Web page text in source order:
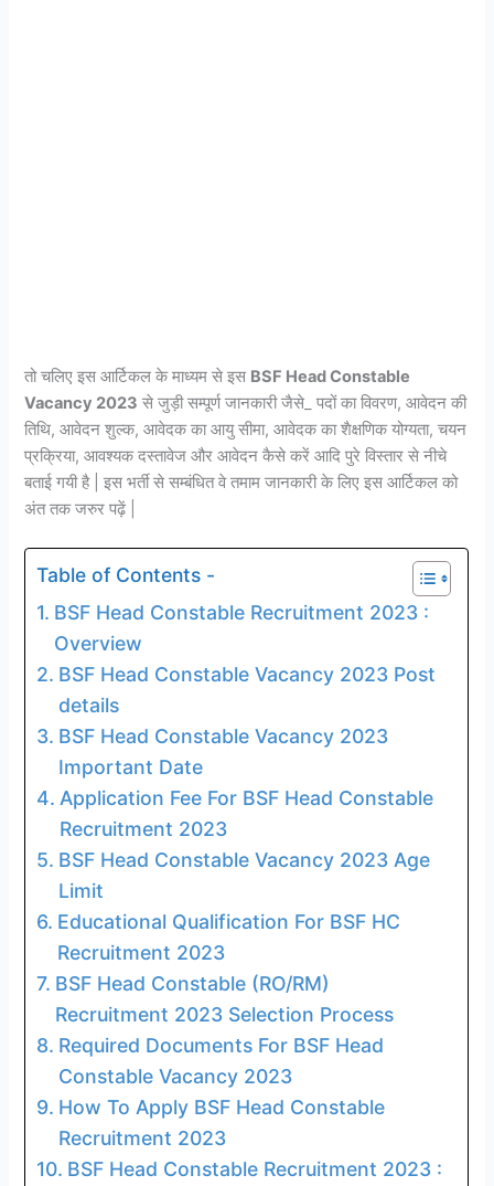
तो चलिए इस आर्टिकल के माध्यम से इस BSF Head Constable
Vacancy 2023 से जुड़ी सम्पूर्ण जानकारी जैसे_ पदों का विवरण, आवेदन की
तिथि, आवेदन शुल्क, आवेदक का आयु सीमा, आवेदक का शैक्षणिक योग्यता, चयन
प्रक्रिया, आवश्यक दस्तावेज और आवेदन कैसे करें आदि पुरे विस्तार से नीचे
बताई गयी है | इस भर्ती से सम्बंधित वे तमाम जानकारी के लिए इस आर्टिकल को
अंत तक जरुर पढ़ें |
Table of Contents -
BSF Head Constable Recruitment 2023 :
Overview
BSF Head Constable Vacancy 2023 Post
details
BSF Head Constable Vacancy 2023
Important Date
Application Fee For BSF Head Constable
Recruitment 2023
BSF Head Constable Vacancy 2023 Age
Limit
Educational Qualification For BSF HC
Recruitment 2023
BSF Head Constable (RO/RM)
Recruitment 2023 Selection Process
Required Documents For BSF Head
Constable Vacancy 2023
How To Apply BSF Head Constable
Recruitment 2023
BSF Head Constable Recruitment 2023 :